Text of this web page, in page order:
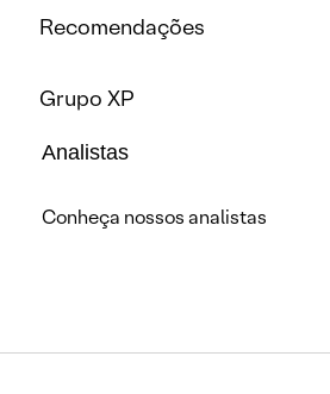
Recomendações
Grupo XP
Analistas
Conheça nossos analistas